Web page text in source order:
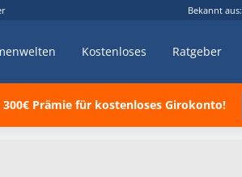
Bekannt aus:
Kostenloses Ratgeber
300€ Prämie für kostenloses Girokonto!